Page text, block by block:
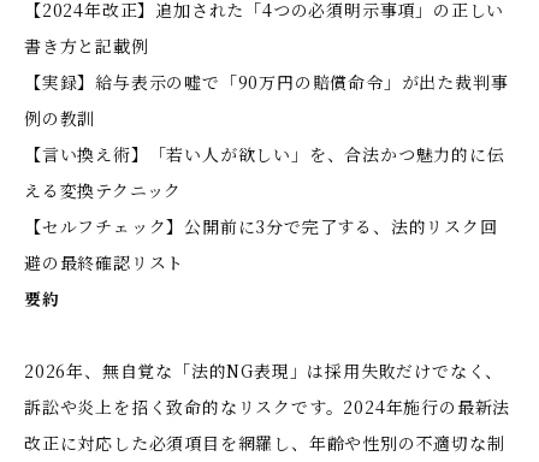
【2024年改正】追加された「4つの必須明示事項」の正しい
書き方と記載例
【実録】給与表示の嘘で「90万円の賠償命令」が出た裁判事
例の教訓
【言い換え術】「若い人が欲しい」を、合法かつ魅力的に伝
える変換テクニック
【セルフチェック】公開前に3分で完了する、法的リスク回
避の最終確認リスト
要約
2026年、無自覚な「法的NG表現」は採用失敗だけでなく、
訴訟や炎上を招く致命的なリスクです。2024年施行の最新法
改正に対応した必須項目を網羅し、年齢や性別の不適切な制